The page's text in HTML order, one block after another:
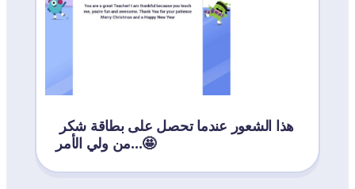
من ولي الأمر...🤩